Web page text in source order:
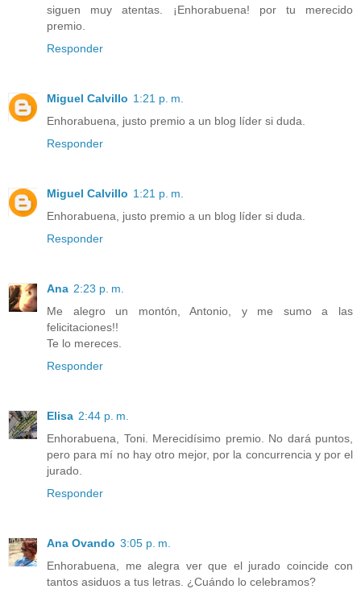
siguen muy atentas. ¡Enhorabuena! por tu merecido
premio.
Responder
Miguel Calvillo 1:21 p. m.
Enhorabuena, justo premio a un blog líder si duda.
Responder
Miguel Calvillo 1:21 p. m.
Enhorabuena, justo premio a un blog líder si duda.
Responder
Ana 2:23 p. m.
Me alegro un montón, Antonio, y me sumo a las
felicitaciones!!
Te lo mereces.
Responder
Elisa 2:44 p. m.
Enhorabuena, Toni. Merecidísimo premio. No dará puntos,
pero para mí no hay otro mejor, por la concurrencia y por el
jurado.
Responder
Ana Ovando 3:05 p. m.
Enhorabuena, me alegra ver que el jurado coincide con
tantos asiduos a tus letras. ¿Cuándo lo celebramos?